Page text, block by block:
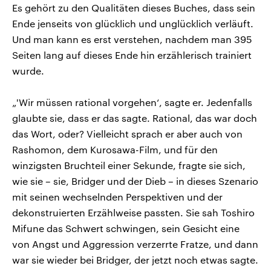
Es gehört zu den Qualitäten dieses Buches, dass sein
Ende jenseits von glücklich und unglücklich verläuft.
Und man kann es erst verstehen, nachdem man 395
Seiten lang auf dieses Ende hin erzählerisch trainiert
wurde.
„'Wir müssen rational vorgehen‘, sagte er. Jedenfalls
glaubte sie, dass er das sagte. Rational, das war doch
das Wort, oder? Vielleicht sprach er aber auch von
Rashomon, dem Kurosawa-Film, und für den
winzigsten Bruchteil einer Sekunde, fragte sie sich,
wie sie – sie, Bridger und der Dieb – in dieses Szenario
mit seinen wechselnden Perspektiven und der
dekonstruierten Erzählweise passten. Sie sah Toshiro
Mifune das Schwert schwingen, sein Gesicht eine
von Angst und Aggression verzerrte Fratze, und dann
war sie wieder bei Bridger, der jetzt noch etwas sagte.